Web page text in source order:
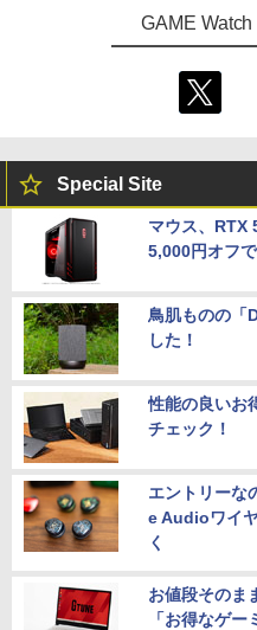
GAME
Special Site
マウス、RTX
5,000円オフ
鳥肌ものの「
した！
性能の良いお
チェック！
エントリーな
e Audioワイ
く
お値段そのま
「お得なゲー